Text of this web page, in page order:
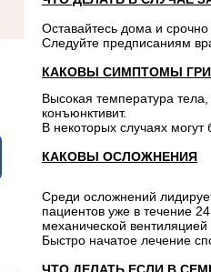
Оставайтесь дома и
Следуйте предписаниям
КАКОВЫ СИМПТОМЫ
Высокая температура
конъюнктивит.
В некоторых случаях
КАКОВЫ ОСЛОЖНЕНИЯ
Среди осложнений
пациентов уже в течение
механической вентиляцией
Быстро начатое лечение